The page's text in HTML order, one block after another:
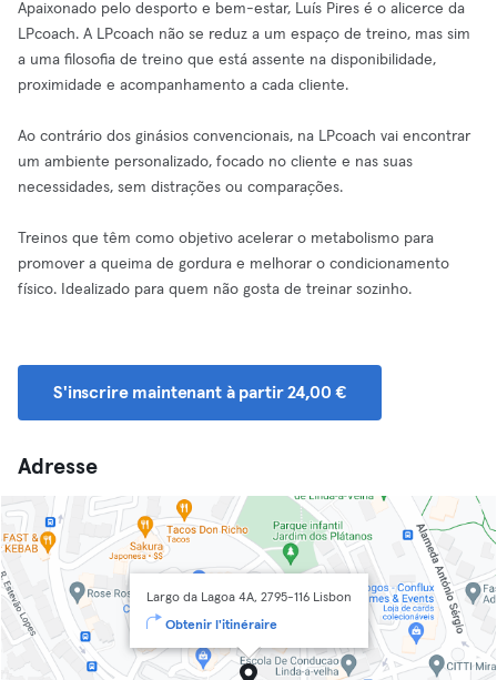
Apaixonado pelo desporto e bem-estar, Luís Pires é o alicerce da
LPcoach. A LPcoach não se reduz a um espaço de treino, mas sim
a uma filosofia de treino que está assente na disponibilidade,
proximidade e acompanhamento a cada cliente.
Ao contrário dos ginásios convencionais, na LPcoach vai encontrar
um ambiente personalizado, focado no cliente e nas suas
necessidades, sem distrações ou comparações.
Treinos que têm como objetivo acelerar o metabolismo para
promover a queima de gordura e melhorar o condicionamento
físico. Idealizado para quem não gosta de treinar sozinho.
S'inscrire maintenant à partir 24,00 €
Adresse
Largo da Lagoa 4A, 2795-116 Lisbon
Obtenir l'itinéraire